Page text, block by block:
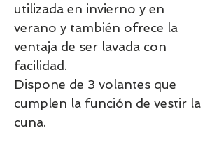
utilizada en invierno y en
verano y también ofrece la
ventaja de ser lavada con
facilidad.
Dispone de 3 volantes que
cumplen la función de vestir la
cuna.